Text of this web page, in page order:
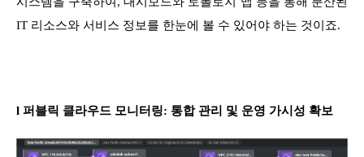
IT 리소스와 서비스 정보를 한눈에 볼 수 있어야 하는 것이죠.
l 퍼블릭 클라우드 모니터링: 통합 관리 및 운영 가시성 확보